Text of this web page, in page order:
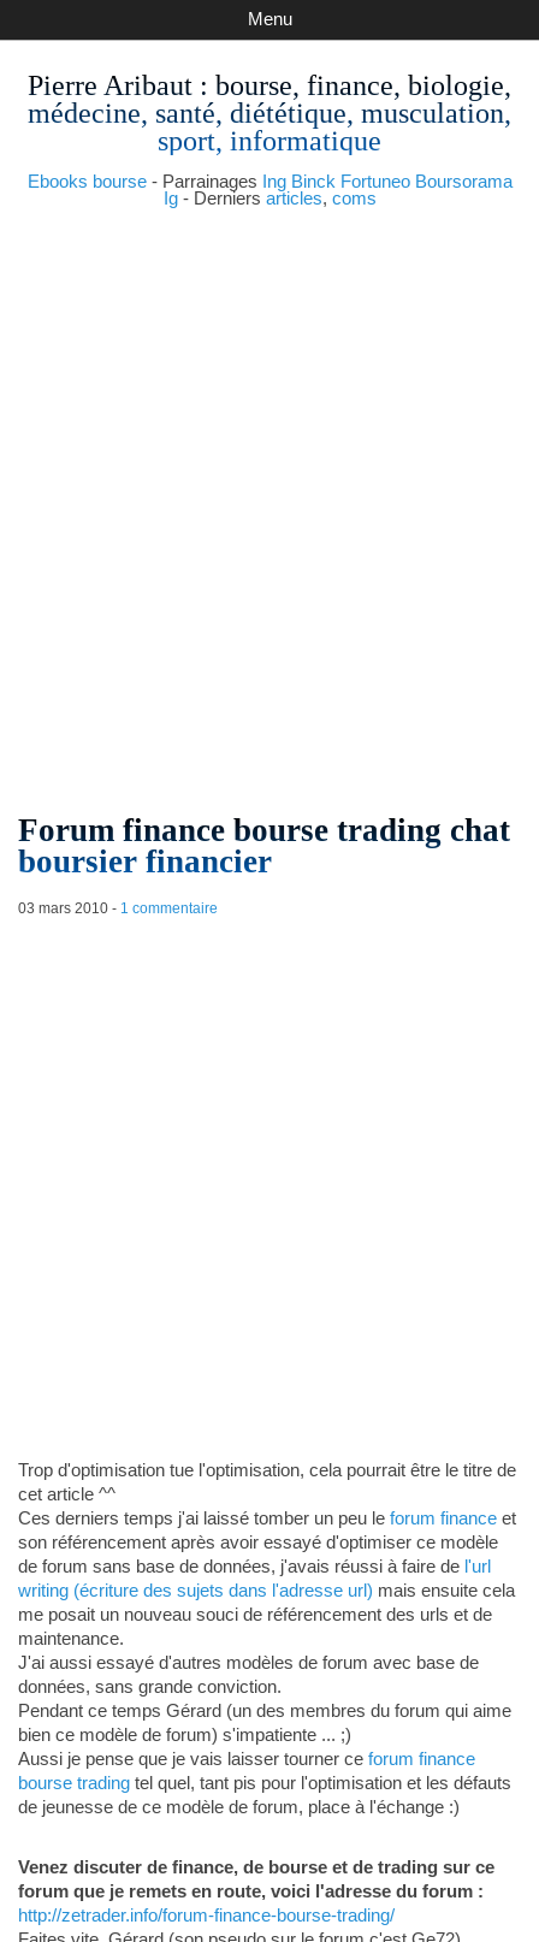
Pierre Aribaut : bourse, finance, biologie,
médecine, santé, diététique, musculation,
sport, informatique
Ebooks bourse- Parrainages Ing Binck Fortuneo Boursorama
Ig- Derniers articles, coms
Menu
Forum finance bourse trading chat
boursier financier
03 mars 2010- 1 commentaire
Trop d'optimisation tue l'optimisation, cela pourrait être le titre de
cet article ^^
Ces derniers temps j'ai laissé tomber un peu le forum financeet
son référencement après avoir essayé d'optimiser ce modèle
de forum sans base de données, j'avais réussi à faire de l'url
writing (écriture des sujets dans l'adresse url) mais ensuite cela
me posait un nouveau souci de référencement des urls et de
maintenance.
J'ai aussi essayé d'autres modèles de forum avec base de
données, sans grande conviction.
Pendant ce temps Gérard (un des membres du forum qui aime
bien ce modèle de forum) s'impatiente ... ;)
Aussi je pense que je vais laisser tourner ce forum finance
bourse tradingtel quel, tant pis pour l'optimisation et les défauts
de jeunesse de ce modèle de forum, place à l'échange :)
Venez discuter de finance, de bourse et de trading sur ce
forum que je remets en route, voici l'adresse du forum :
http://zetrader.info/forum-finance-bourse-trading/